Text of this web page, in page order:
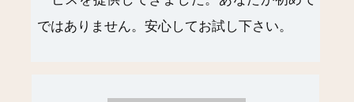
ではありません。安心してお試し下さい。